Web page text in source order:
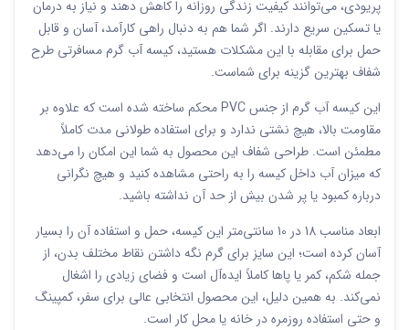
پریودی، می‌توانند کیفیت زندگی روزانه را کاهش دهند و نیاز به درمان
یا تسکین سریع دارند. اگر شما هم به دنبال راهی کارآمد، آسان و قابل
حمل برای مقابله با این مشکلات هستید، کیسه آب گرم مسافرتی طرح
شفاف بهترین گزینه برای شماست.
این کیسه آب گرم از جنس PVC محکم ساخته شده است که علاوه بر
مقاومت بالا، هیچ نشتی ندارد و برای استفاده طولانی مدت کاملاً
مطمئن است. طراحی شفاف این محصول به شما این امکان را می‌دهد
که میزان آب داخل کیسه را به راحتی مشاهده کنید و هیچ نگرانی
درباره کمبود یا پر شدن بیش از حد آن نداشته باشید.
ابعاد مناسب 18 در 10 سانتی‌متر این کیسه، حمل و استفاده آن را بسیار
آسان کرده است؛ این سایز برای گرم نگه داشتن نقاط مختلف بدن، از
جمله شکم، کمر یا پاها کاملاً ایده‌آل است و فضای زیادی را اشغال
نمی‌کند. به همین دلیل، این محصول انتخابی عالی برای سفر، کمپینگ
و حتی استفاده روزمره در خانه یا محل کار است.